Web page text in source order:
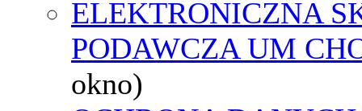
ELEKTRONICZNA
PODAWCZA UM
okno)